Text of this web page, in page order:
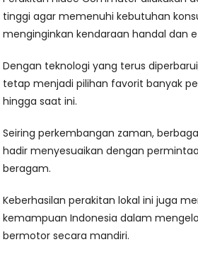
tinggi agar memenuhi kebutuhan
menginginkan kendaraan handal dan
Dengan teknologi yang terus
tetap menjadi pilihan favorit banyak
hingga saat ini.
Seiring perkembangan zaman,
hadir menyesuaikan dengan
beragam.
Keberhasilan perakitan lokal ini juga
kemampuan Indonesia dalam
bermotor secara mandiri.